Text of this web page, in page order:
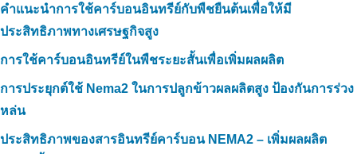
คำแนะนำการใช้คาร์บอนอินทรีย์กับพืชยืนต้นเพื่อให้มี
ประสิทธิภาพทางเศรษฐกิจสูง
การใช้คาร์บอนอินทรีย์ในพืชระยะสั้นเพื่อเพิ่มผลผลิต
การประยุกต์ใช้ Nema2 ในการปลูกข้าวผลผลิตสูง ป้องกันการร่วง
หล่น
ประสิทธิภาพของสารอินทรีย์คาร์บอน NEMA2 – เพิ่มผลผลิต